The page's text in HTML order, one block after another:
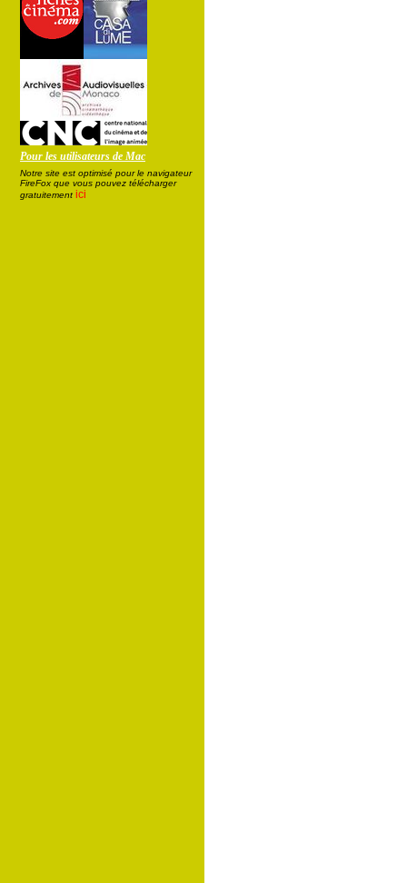
Pour les utilisateurs de Mac
Notre site est optimisé pour le navigateur
FireFox que vous pouvez télécharger
gratuitement ici